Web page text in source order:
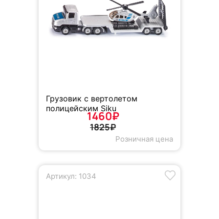
Грузовик с вертолетом
полицейским Siku
1460₽
1825₽
Розничная цена
Артикул: 1034